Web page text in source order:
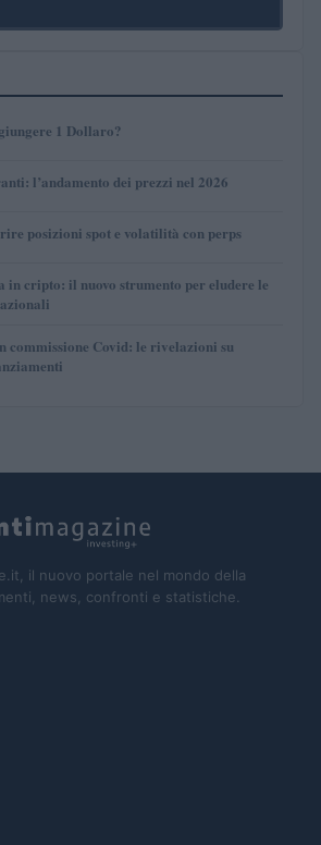
1 Dollaro?
l’andamento dei prezzi nel 2026
posizioni spot e volatilità con perps
in cripto: il nuovo strumento per eludere le
commissione Covid: le rivelazioni su
il nuovo portale nel mondo della
news, confronti e statistiche.